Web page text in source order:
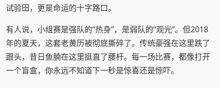
试验田，更是命运的十字路口。
有人说，小组赛是强队的“热身”，是弱队的“观光”。但2018
年的夏天，这套老黄历被彻底撕碎了。传统豪强在这里跌了
跟头，昔日鱼腩在这里挺直了腰杆。每一场比赛，都像打开
一个盲盒，你永远不知道下一秒是惊喜还是惊吓。